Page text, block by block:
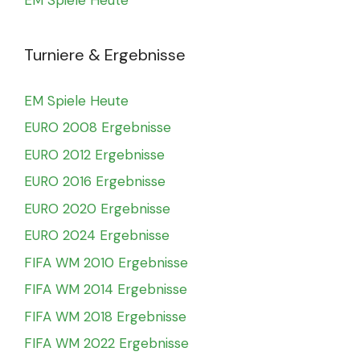
Turniere & Ergebnisse
EM Spiele Heute
EURO 2008 Ergebnisse
EURO 2012 Ergebnisse
EURO 2016 Ergebnisse
EURO 2020 Ergebnisse
EURO 2024 Ergebnisse
FIFA WM 2010 Ergebnisse
FIFA WM 2014 Ergebnisse
FIFA WM 2018 Ergebnisse
FIFA WM 2022 Ergebnisse